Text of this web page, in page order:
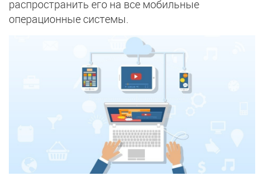
распространить его на все мобильные
операционные системы.